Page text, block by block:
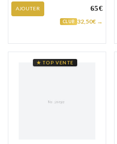
AJOUTER 65€
CLUB 32,50€ →
★ TOP VENTE